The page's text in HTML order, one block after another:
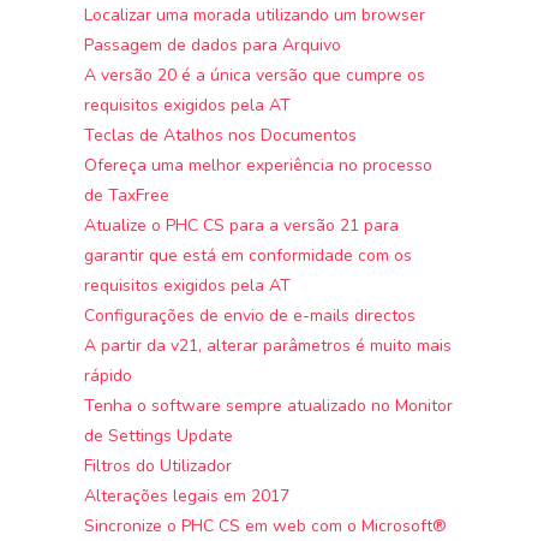
Localizar uma morada utilizando um browser
Passagem de dados para Arquivo
A versão 20 é a única versão que cumpre os
requisitos exigidos pela AT
Teclas de Atalhos nos Documentos
Ofereça uma melhor experiência no processo
de TaxFree
Atualize o PHC CS para a versão 21 para
garantir que está em conformidade com os
requisitos exigidos pela AT
Configurações de envio de e-mails directos
A partir da v21, alterar parâmetros é muito mais
rápido
Tenha o software sempre atualizado no Monitor
de Settings Update
Filtros do Utilizador
Alterações legais em 2017
Sincronize o PHC CS em web com o Microsoft®